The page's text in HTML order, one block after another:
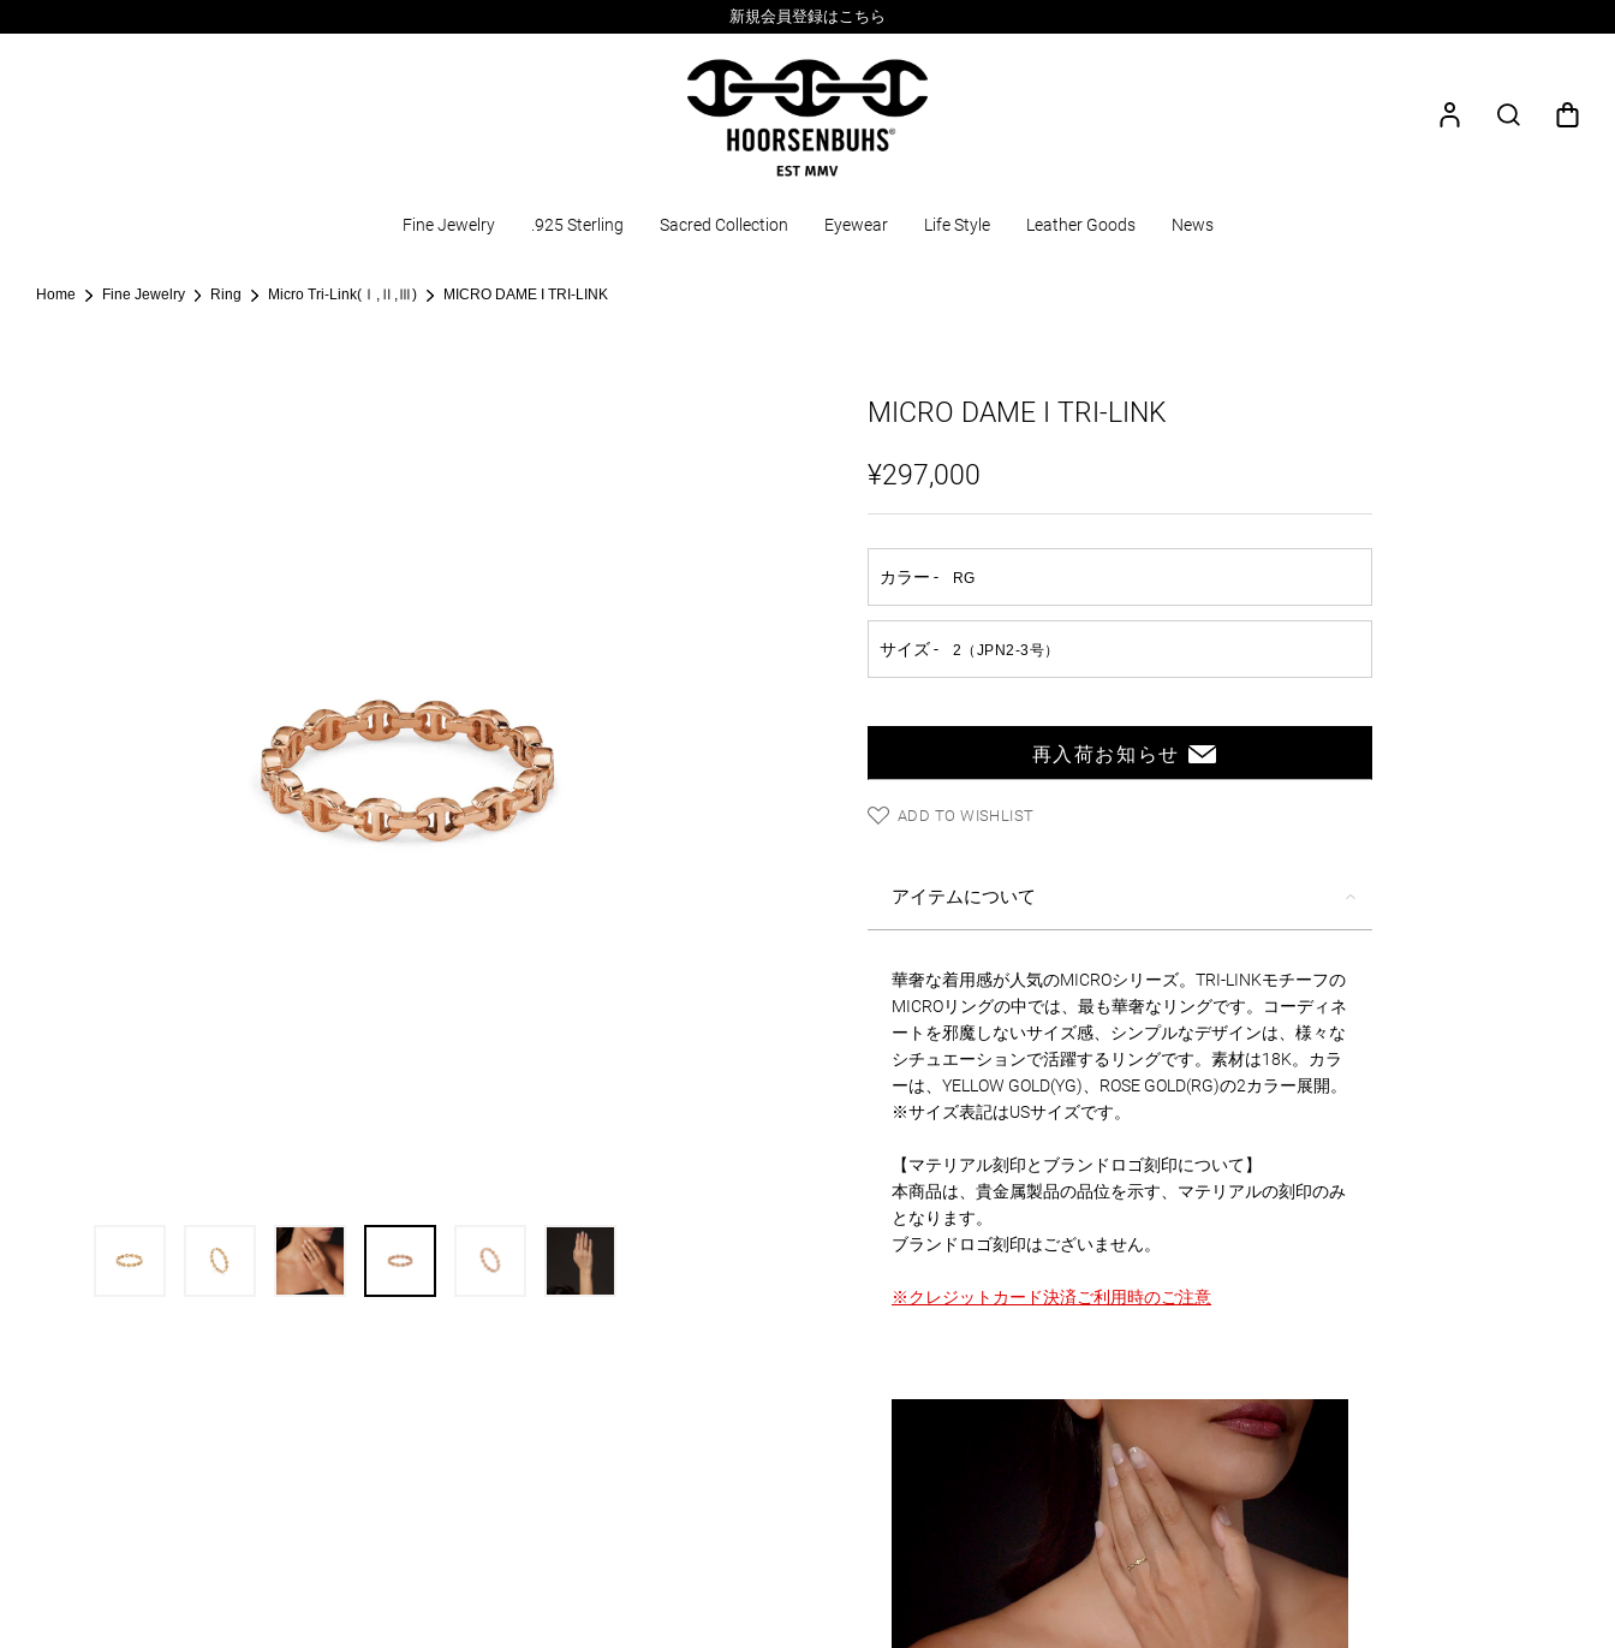
新規会員登録はこちら
Fine Jewelry .925 Sterling Sacred Collection Eyewear Life Style Leather Goods News
Home Fine Jewelry Ring Micro Tri-Link(Ⅰ,Ⅱ,Ⅲ) MICRO DAME I TRI-LINK
MICRO DAME I TRI-LINK
¥297,000
再入荷お知らせ
ADD TO WISHLIST
アイテムについて
華奢な着用感が人気のMICROシリーズ。TRI-LINKモチーフの
MICROリングの中では、最も華奢なリングです。コーディネ
ートを邪魔しないサイズ感、シンプルなデザインは、様々な
シチュエーションで活躍するリングです。素材は18K。カラ
ーは、YELLOW GOLD(YG)、ROSE GOLD(RG)の2カラー展開。
※サイズ表記はUSサイズです。
【マテリアル刻印とブランドロゴ刻印について】
本商品は、貴金属製品の品位を示す、マテリアルの刻印のみ
となります。
ブランドロゴ刻印はございません。
※クレジットカード決済ご利用時のご注意